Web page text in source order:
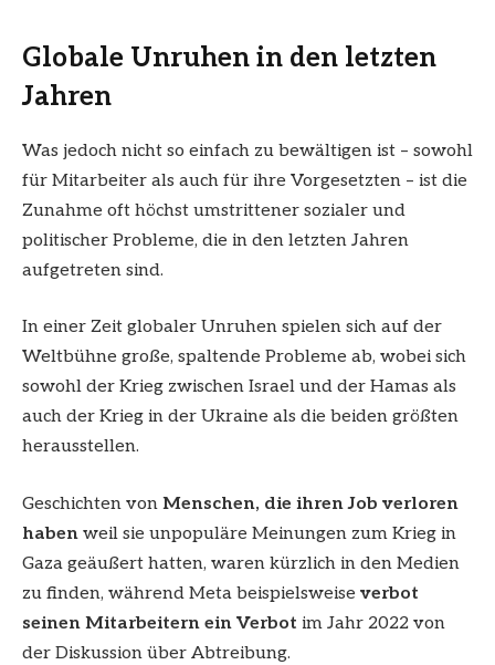
Globale Unruhen in den letzten
Jahren
Was jedoch nicht so einfach zu bewältigen ist – sowohl
für Mitarbeiter als auch für ihre Vorgesetzten – ist die
Zunahme oft höchst umstrittener sozialer und
politischer Probleme, die in den letzten Jahren
aufgetreten sind.
In einer Zeit globaler Unruhen spielen sich auf der
Weltbühne große, spaltende Probleme ab, wobei sich
sowohl der Krieg zwischen Israel und der Hamas als
auch der Krieg in der Ukraine als die beiden größten
herausstellen.
Geschichten von Menschen, die ihren Job verloren
haben weil sie unpopuläre Meinungen zum Krieg in
Gaza geäußert hatten, waren kürzlich in den Medien
zu finden, während Meta beispielsweise verbot
seinen Mitarbeitern ein Verbot im Jahr 2022 von
der Diskussion über Abtreibung.